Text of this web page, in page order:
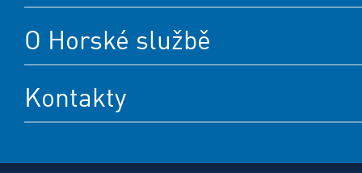
O Horské službě
Kontakty